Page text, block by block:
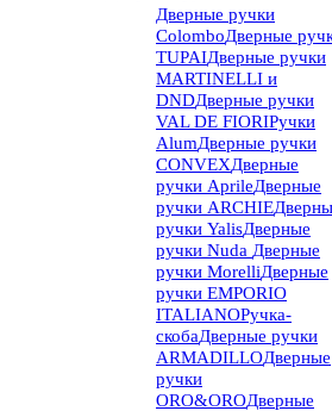
Дверные ручки
ColomboДверные
TUPAIДверные ручки
MARTINELLI и
DNDДверные ручки
VAL DE FIORIРучки
AlumДверные ручки
CONVEXДверные
ручки AprileДверные
ручки ARCHIE
ручки YalisДверные
ручки Nuda Дверные
ручки MorelliДверные
ручки EMPORIO
ITALIANOРучка-
скобаДверные ручки
ARMADILLOДверные
ручки
ORO&OROДверные